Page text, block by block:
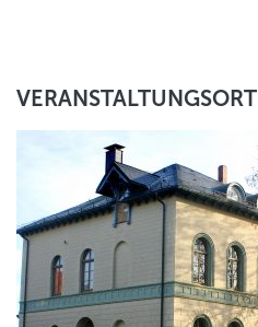
VERANSTALTUNGSORT